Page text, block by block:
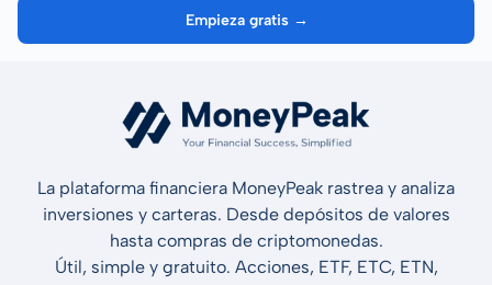
Empieza gratis →
La plataforma financiera MoneyPeak rastrea y analiza
inversiones y carteras. Desde depósitos de valores
hasta compras de criptomonedas.
Útil, simple y gratuito. Acciones, ETF, ETC, ETN,